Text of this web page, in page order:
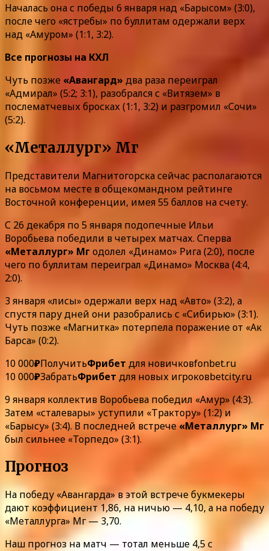
Началась она с победы 6 января над «Барысом» (3:0),
после чего «ястребы» по буллитам одержали верх
над «Амуром» (1:1, 3:2).
Все прогнозы на КХЛ
Чуть позже «Авангард» два раза переиграл
«Адмирал» (5:2; 3:1), разобрался с «Витязем» в
послематчевых бросках (1:1, 3:2) и разгромил «Сочи»
(5:2).
«Металлург» Мг
Представители Магнитогорска сейчас располагаются
на восьмом месте в общекомандном рейтинге
Восточной конференции, имея 55 баллов на счету.
С 26 декабря по 5 января подопечные Ильи
Воробьева победили в четырех матчах. Сперва
«Металлург» Мг одолел «Динамо» Рига (2:0), после
чего по буллитам переиграл «Динамо» Москва (4:4,
2:0).
3 января «лисы» одержали верх над «Авто» (3:2), а
спустя пару дней они разобрались с «Сибирью» (3:1).
Чуть позже «Магнитка» потерпела поражение от «Ак
Барса» (0:2).
10 000₽ПолучитьФрибет для новичковfonbet.ru
10 000₽ЗабратьФрибет для новых игроковbetcity.ru
9 января коллектив Воробьева победил «Амур» (4:3).
Затем «сталевары» уступили «Трактору» (1:2) и
«Барысу» (3:4). В последней встрече«Металлург» Мг
был сильнее «Торпедо» (3:1).
Прогноз
На победу «Авангарда» в этой встрече букмекеры
дают коэффициент 1,86, на ничью — 4,10, а на победу
«Металлурга» Мг — 3,70.
Наш прогноз на матч — тотал меньше 4,5 с